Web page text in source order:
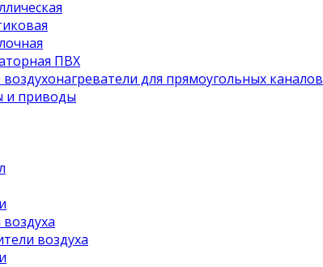
ПВХ
для прямоугольных каналов
и приводы
воздуха